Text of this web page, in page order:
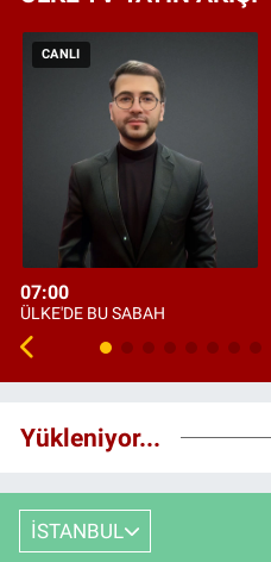
CANLI
07:00
ÜLKE'DE BU SABAH
Yükleniyor...
İSTANBUL